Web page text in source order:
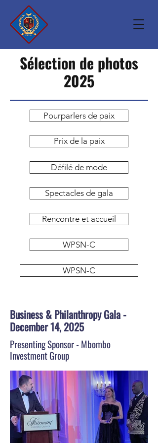
Sélection de photos
2025
Pourparlers de paix
Prix de la paix
Défilé de mode
Spectacles de gala
Rencontre et accueil
WPSN-C
WPSN-C
Business & Philanthropy Gala -
December 14, 2025
Presenting Sponsor - Mbombo
Investment Group